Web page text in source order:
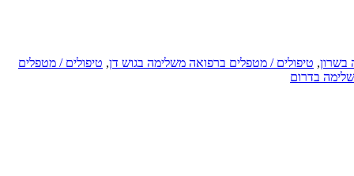
בשרון, טיפולים / מטפלים ברפואה משלימה בגוש דן, טיפולים / מטפלים
בדרום